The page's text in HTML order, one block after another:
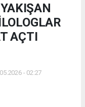
AÇTI
- 02:27